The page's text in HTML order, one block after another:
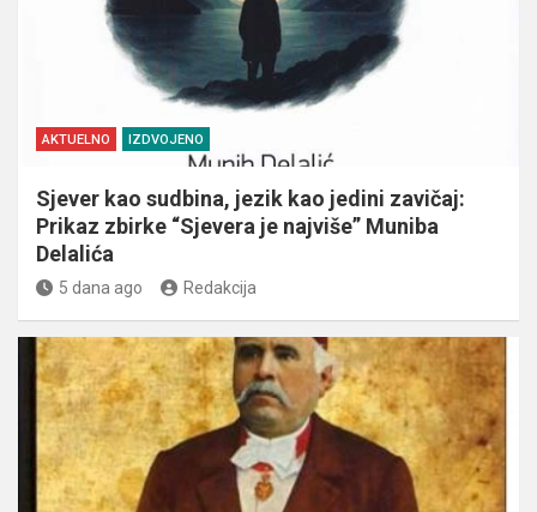
AKTUELNO IZDVOJENO
Sjever kao sudbina, jezik kao jedini zavičaj:
Prikaz zbirke “Sjevera je najviše” Muniba
Delalića
5 dana ago Redakcija